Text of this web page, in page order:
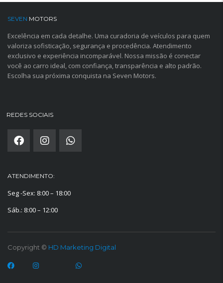
SEVEN MOTORS
Excelência em cada detalhe. Uma curadoria de veículos para quem
valoriza sofisticação, segurança e procedência. Atendimento
exclusivo e experiência incomparável. Nossa missão é conectar
você ao carro ideal, com confiança, transparência e alto padrão.
Escolha sua próxima conquista na Seven Motors.
REDES SOCIAIS
ATENDIMENTO:
Seg -Sex: 8:00 – 18:00
Sáb.: 8:00 – 12:00
Copyright © HD Marketing Digital